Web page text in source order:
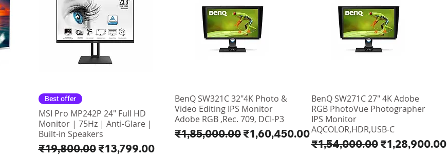
Best offer
MSI Pro MP242P 24" Full HD
Monitor | 75Hz | Anti-Glare |
Built-in Speakers
नियमित मूल्य
₹19,800.00 बिक्री मूल्य
₹13,799.00
BenQ SW321C 32"4K Photo &
Video Editing IPS Monitor
Adobe RGB ,Rec. 709, DCI-P3
नियमित मूल्य
₹1,85,000.00 बिक्री मूल्य
₹1,60,450.00
BenQ SW271C 27" 4K Adobe
RGB PhotoVue Photographer
IPS Monitor
AQCOLOR,HDR,USB-C
नियमित मूल्य
₹1,54,000.00 बिक्री मूल्य
₹1,28,900.00